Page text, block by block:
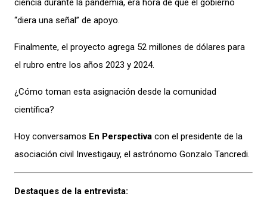
ciencia durante la pandemia, era hora de que el gobierno
“diera una señal” de apoyo.
Finalmente, el proyecto agrega 52 millones de dólares para
el rubro entre los años 2023 y 2024.
¿Cómo toman esta asignación desde la comunidad
científica?
Hoy conversamos En Perspectiva con el presidente de la
asociación civil Investigauy, el astrónomo Gonzalo Tancredi.
Destaques de la entrevista: